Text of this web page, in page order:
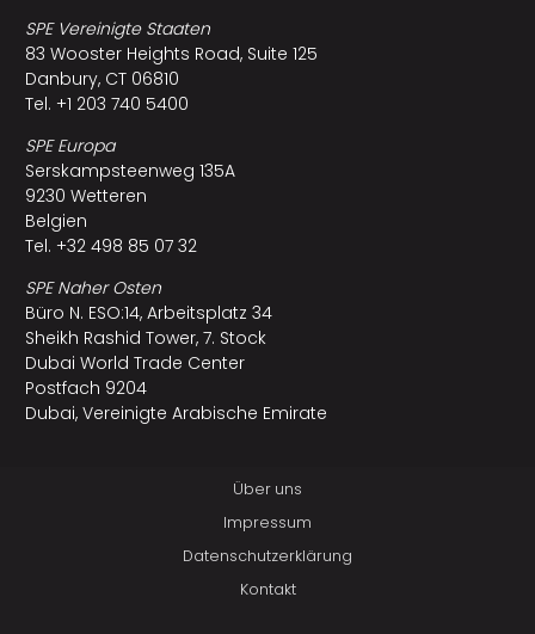
SPE Vereinigte Staaten
83 Wooster Heights Road, Suite 125
Danbury, CT 06810
Tel. +1 203 740 5400
SPE Europa
Serskampsteenweg 135A
9230 Wetteren
Belgien
Tel. +32 498 85 07 32
SPE Naher Osten
Büro N. ESO:14, Arbeitsplatz 34
Sheikh Rashid Tower, 7. Stock
Dubai World Trade Center
Postfach 9204
Dubai, Vereinigte Arabische Emirate
Über uns
Impressum
Datenschutzerklärung
Kontakt